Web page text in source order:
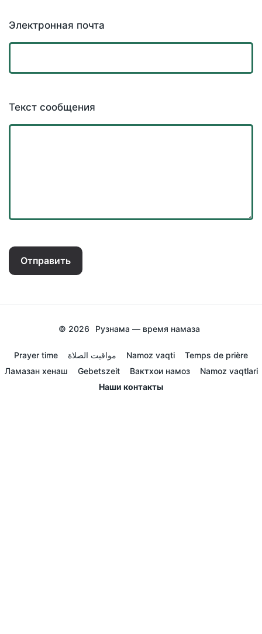
Электронная почта
Текст сообщения
Отправить
© 2026 Рузнама — время намаза
Prayer time مواقيت الصلاة Namoz vaqti
Temps de prière
Ламазан хенаш
Gebetszeit Вактхои намоз
Namoz vaqtlari
Наши контакты